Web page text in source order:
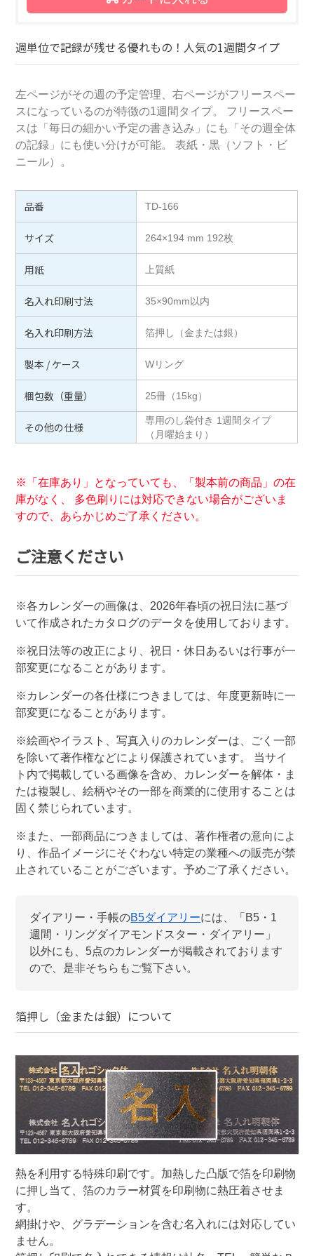
週単位で記録が残せる優れもの！人気の1週間タイプ
左ページがその週の予定管理、右ページがフリースペー
スになっているのが特徴の1週間タイプ。 フリースペー
スは「毎日の細かい予定の書き込み」にも「その週全体
の記録」にも使い分けが可能。 表紙・黒（ソフト・ビ
ニール）。
品番 TD-166
サイズ 264×194 mm 192枚
用紙 上質紙
名入れ印刷寸法 35×90mm以内
名入れ印刷方法 箔押し（金または銀）
製本 / ケース Wリング
梱包数（重量） 25冊（15kg）
その他の仕様
専用のし袋付き 1週間タイプ
（月曜始まり）
※「在庫あり」となっていても、「製本前の商品」の在
庫がなく、 多色刷りには対応できない場合がございま
すので、あらかじめご了承ください。
ご注意ください
※各カレンダーの画像は、 2026年春頃の祝日法に基づ
いて作成されたカタログのデータを使用しております。
※祝日法等の改正により、祝日・休日あるいは行事が一
部変更になることがあります。
※カレンダーの各仕様につきましては、年度更新時に一
部変更になることがあります。
※絵画やイラスト、写真入りのカレンダーは、ごく一部
を除いて著作権などにより保護されています。 当サイ
ト内で掲載している画像を含め、カレンダーを解体・ま
たは複製し、絵柄やその一部を商業的に使用することは
固く禁じられています。
※また、一部商品につきましては、著作権者の意向によ
り、作品イメージにそぐわない特定の業種への販売が禁
止されていることがございます。予めご了承ください。
ダイアリー・手帳のB5ダイアリーには、「 B5・1
週間・リングダイアモンドスター・ダイアリー 」
以外にも、 5点のカレンダーが掲載されております
ので、是非そちらもご覧下さい。
箔押し（金または銀） について
熱を利用する特殊印刷です。加熱した凸版で箔を印刷物
に押し当て、箔のカラー材質を印刷物に熱圧着させま
す。
網掛けや、グラデーションを含む名入れには対応してい
ません。